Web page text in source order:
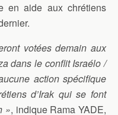
en aide aux chrétiens
votées demain aux
dans le conflit Israélo /
action spécifique
d’Irak qui se font
», indique Rama YADE,